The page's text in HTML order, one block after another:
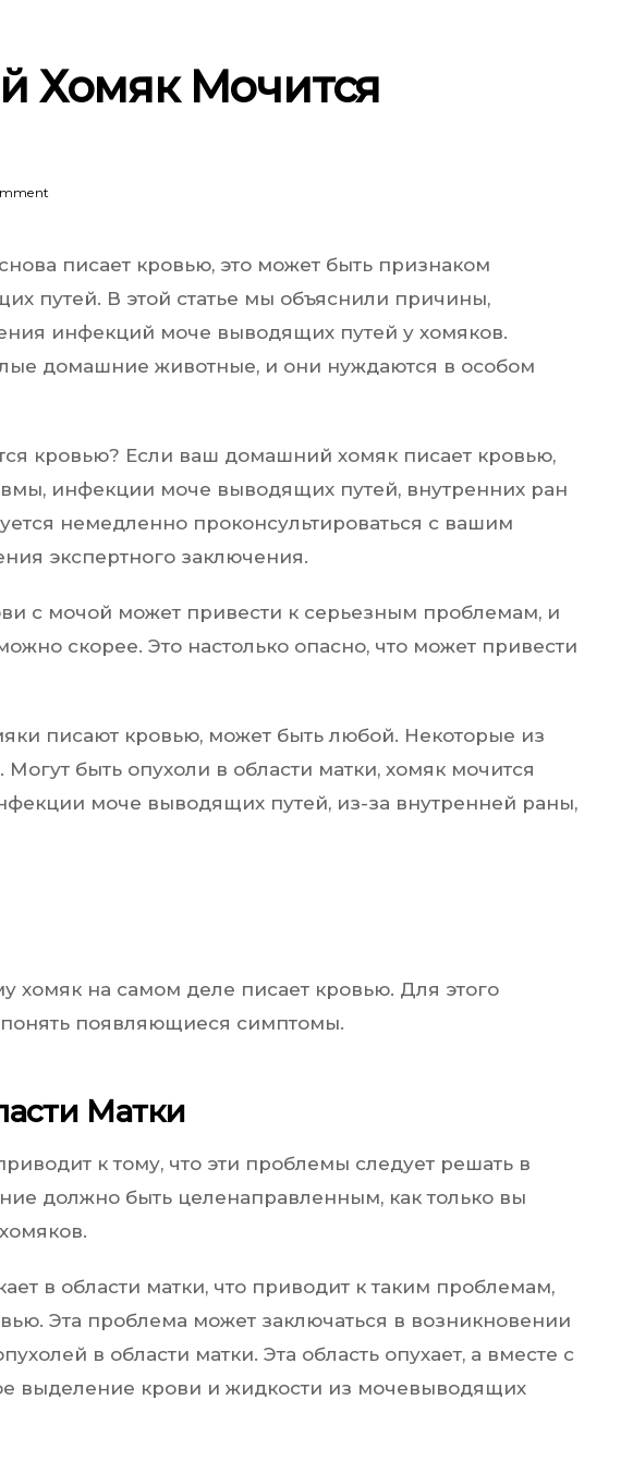
Хомяк Мочится
писает кровью, это может быть признаком
путей. В этой статье мы объяснили причины,
инфекций моче выводящих путей у хомяков.
домашние животные, и они нуждаются в особом
кровью? Если ваш домашний хомяк писает кровью,
инфекции моче выводящих путей, внутренних ран
немедленно проконсультироваться с вашим
экспертного заключения.
с мочой может привести к серьезным проблемам, и
скорее. Это настолько опасно, что может привести
писают кровью, может быть любой. Некоторые из
быть опухоли в области матки, хомяк мочится
моче выводящих путей, из-за внутренней раны,
хомяк на самом деле писает кровью. Для этого
появляющиеся симптомы.
Матки
к тому, что эти проблемы следует решать в
должно быть целенаправленным, как только вы
в области матки, что приводит к таким проблемам,
Эта проблема может заключаться в возникновении
в области матки. Эта область опухает, а вместе с
выделение крови и жидкости из мочевыводящих